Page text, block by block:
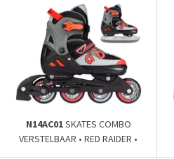
N14AC01SKATES COMBO
VERSTELBAAR • RED RAIDER •